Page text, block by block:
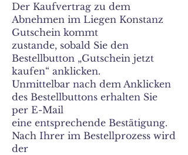
Der Kaufvertrag zu dem
Abnehmen im Liegen Konstanz
Gutschein kommt
zustande, sobald Sie den
Bestellbutton „Gutschein jetzt
kaufen“ anklicken.
Unmittelbar nach dem Anklicken
des Bestellbuttons erhalten Sie
per E-Mail
eine entsprechende Bestätigung.
Nach Ihrer im Bestellprozess wird
der